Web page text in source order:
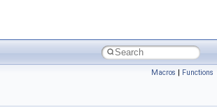
Macros | Functions